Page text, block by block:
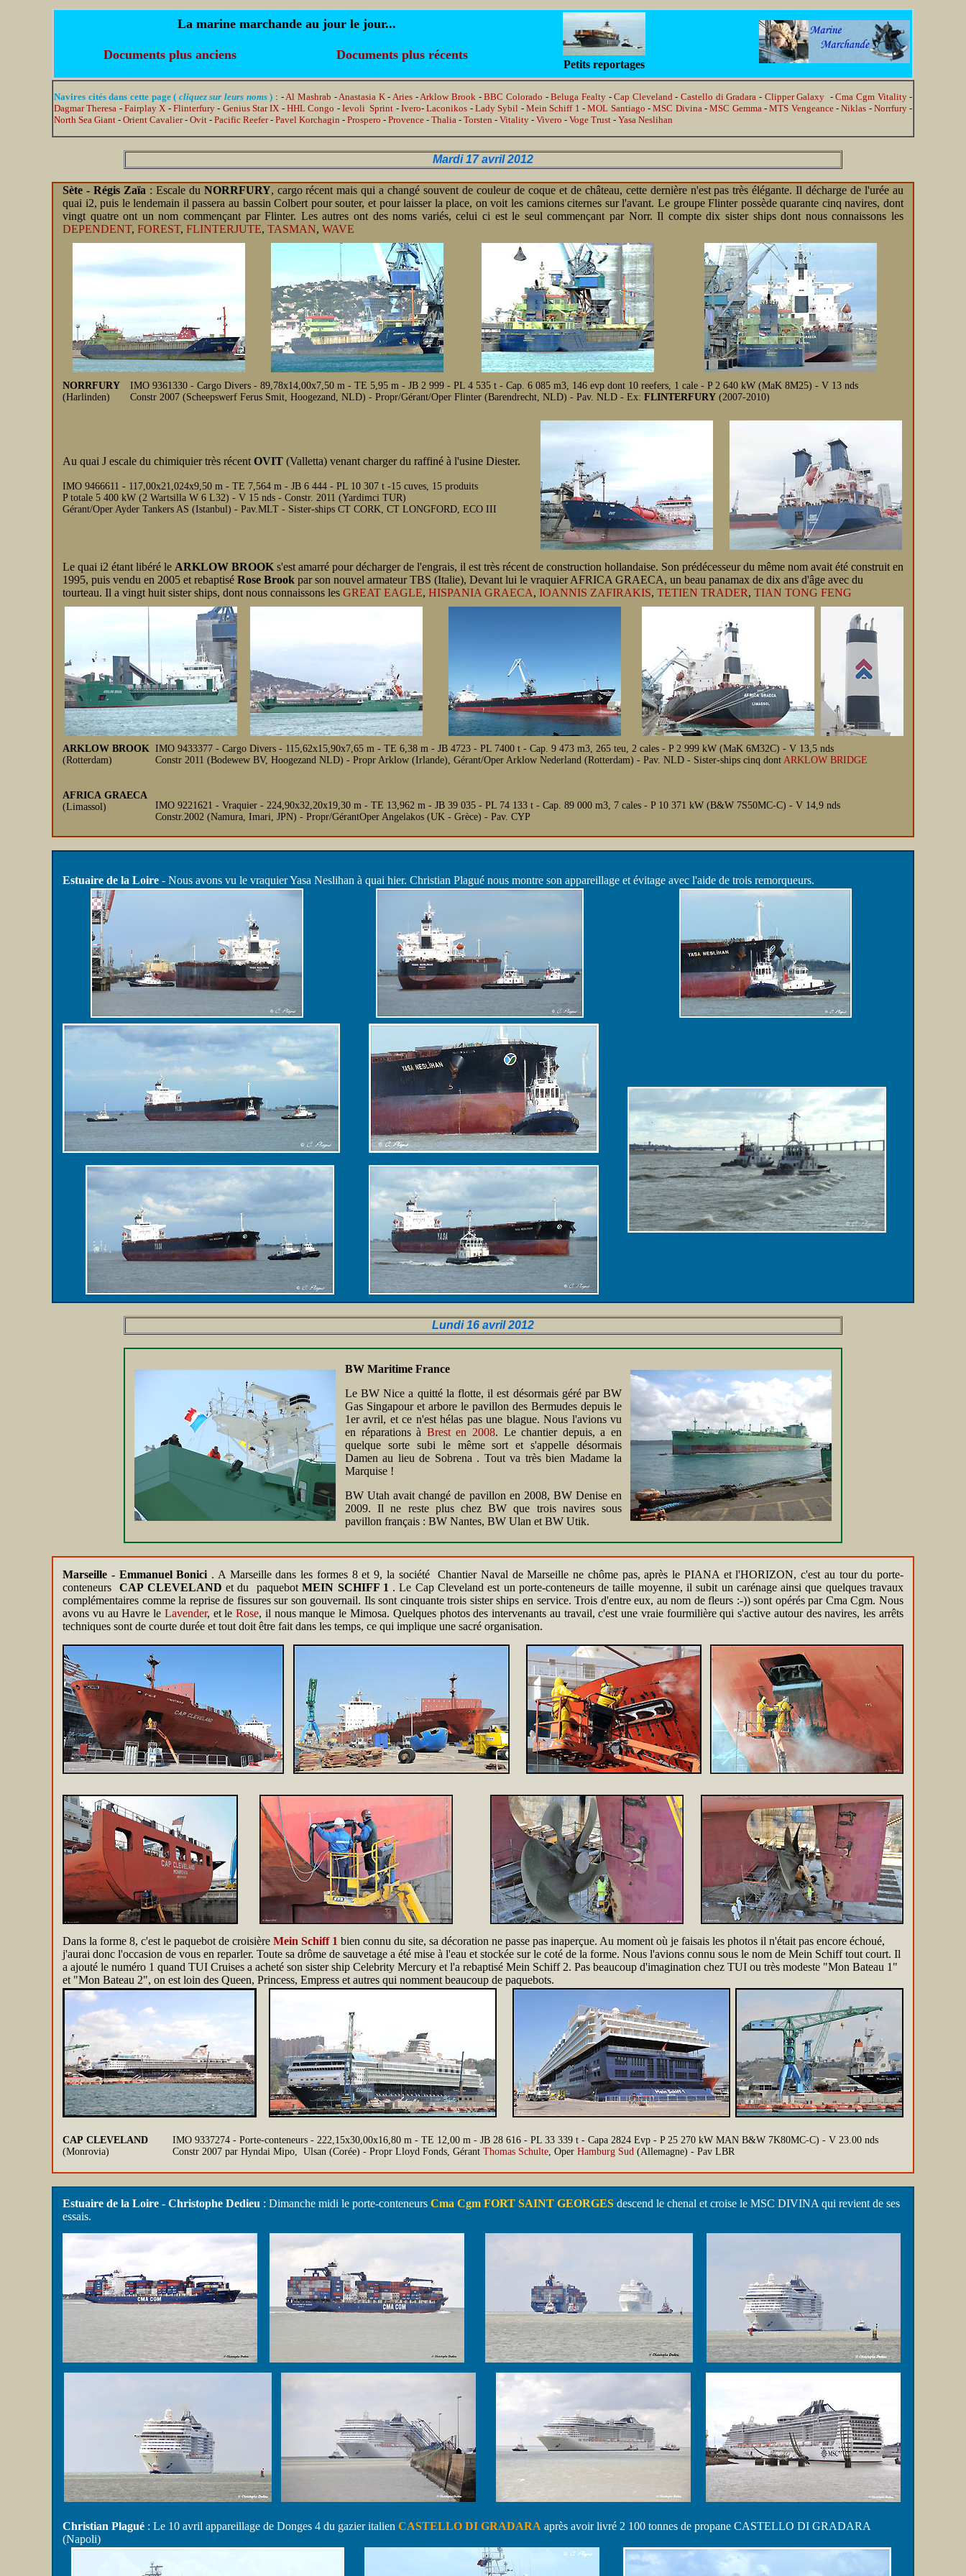
La marine marchande au jour le jour...
Petits reportages
Documents plus anciens Documents plus récents
Navires cités dans cette page ( cliquez sur leurs noms) : -Al Mashrab -Anastasia K-Aries -Arklow Brook -BBC Colorado -Beluga Fealty-Cap Cleveland-Castello di Gradara - Clipper Galaxy -Cma Cgm Vitality-
Dagmar Theresa - Fairplay X - Flinterfury- Genius Star IX - HHL Congo - Ievoli Sprint -Ivero-Laconikos -Lady Sybil -Mein Schiff 1 -MOL Santiago -MSC Divina-MSC Gemma-MTS Vengeance-Niklas - Norrfury-
North Sea Giant - Orient Cavalier- Ovit - Pacific Reefer- Pavel Korchagin - Prospero - Provence - Thalia - Torsten - Vitality - Vivero - Voge Trust - Yasa Neslihan
Mardi 17 avril 2012
Sète - Régis Zaïa : Escale du NORRFURY, cargo récent mais qui a changé souvent de couleur de coque et de château, cette dernière n'est pas très élégante. Il décharge de l'urée au
quai i2, puis le lendemain il passera au bassin Colbert pour souter, et pour laisser la place, on voit les camions citernes sur l'avant. Le groupe Flinter possède quarante cinq navires, dont
vingt quatre ont un nom commençant par Flinter. Les autres ont des noms variés, celui ci est le seul commençant par Norr. Il compte dix sister ships dont nous connaissons les
DEPENDENT, FOREST, FLINTERJUTE, TASMAN, WAVE
NORRFURY
(Harlinden)
IMO 9361330 - Cargo Divers - 89,78x14,00x7,50 m - TE 5,95 m - JB 2 999 - PL 4 535 t - Cap. 6 085 m3, 146 evp dont 10 reefers, 1 cale - P 2 640 kW (MaK 8M25) - V 13 nds
Constr 2007 (Scheepswerf Ferus Smit, Hoogezand, NLD) - Propr/Gérant/Oper Flinter (Barendrecht, NLD) - Pav. NLD - Ex: FLINTERFURY (2007-2010)
Au quai J escale du chimiquier très récent OVIT (Valletta) venant charger du raffiné à l'usine Diester.
IMO 9466611 - 117,00x21,024x9,50 m - TE 7,564 m - JB 6 444 - PL 10 307 t -15 cuves, 15 produits
P totale 5 400 kW (2 Wartsilla W 6 L32) - V 15 nds - Constr. 2011 (Yardimci TUR)
Gérant/Oper Ayder Tankers AS (Istanbul) - Pav.MLT - Sister-ships CT CORK, CT LONGFORD, ECO III
Le quai i2 étant libéré le ARKLOW BROOK s'est amarré pour décharger de l'engrais, il est très récent de construction hollandaise. Son prédécesseur du même nom avait été construit en
1995, puis vendu en 2005 et rebaptisé Rose Brook par son nouvel armateur TBS (Italie), Devant lui le vraquier AFRICA GRAECA, un beau panamax de dix ans d'âge avec du
tourteau. Il a vingt huit sister ships, dont nous connaissons les GREAT EAGLE, HISPANIA GRAECA, IOANNIS ZAFIRAKIS, TETIEN TRADER, TIAN TONG FENG
ARKLOW BROOK
(Rotterdam)
IMO 9433377 - Cargo Divers - 115,62x15,90x7,65 m - TE 6,38 m - JB 4723 - PL 7400 t - Cap. 9 473 m3, 265 teu, 2 cales - P 2 999 kW (MaK 6M32C) - V 13,5 nds
Constr 2011 (Bodewew BV, Hoogezand NLD) - Propr Arklow (Irlande), Gérant/Oper Arklow Nederland (Rotterdam) - Pav. NLD - Sister-ships cinq dont ARKLOW BRIDGE
AFRICA GRAECA
(Limassol)
IMO 9221621 - Vraquier - 224,90x32,20x19,30 m - TE 13,962 m - JB 39 035 - PL 74 133 t - Cap. 89 000 m3, 7 cales - P 10 371 kW (B&W 7S50MC-C) - V 14,9 nds
Constr.2002 (Namura, Imari, JPN) - Propr/GérantOper Angelakos (UK - Grèce) - Pav. CYP
Estuaire de la Loire - Nous avons vu le vraquier Yasa Neslihan à quai hier. Christian Plagué nous montre son appareillage et évitage avec l'aide de trois remorqueurs.
Lundi 16 avril 2012
BW Maritime France
Le BW Nice a quitté la flotte, il est désormais géré par BW
Gas Singapour et arbore le pavillon des Bermudes depuis le
1er avril, et ce n'est hélas pas une blague. Nous l'avions vu
en réparations à Brest en 2008. Le chantier depuis, a en
quelque sorte subi le même sort et s'appelle désormais
Damen au lieu de Sobrena . Tout va très bien Madame la
Marquise !
BW Utah avait changé de pavillon en 2008, BW Denise en
2009. Il ne reste plus chez BW que trois navires sous
pavillon français : BW Nantes, BW Ulan et BW Utik.
Marseille - Emmanuel Bonici . A Marseille dans les formes 8 et 9, la société Chantier Naval de Marseille ne chôme pas, après le PIANA et l'HORIZON, c'est au tour du porte-
conteneurs CAP CLEVELAND et du paquebotMEIN SCHIFF 1 . Le Cap Cleveland est un porte-conteneurs de taille moyenne, il subit un carénage ainsi que quelques travaux
complémentaires comme la reprise de fissures sur son gouvernail. Ils sont cinquante trois sister ships en service. Trois d'entre eux, au nom de fleurs :-)) sont opérés par Cma Cgm. Nous
avons vu au Havre le Lavender, et leRose, il nous manque le Mimosa. Quelques photos des intervenants au travail, c'est une vraie fourmilière qui s'active autour des navires, les arrêts
techniques sont de courte durée et tout doit être fait dans les temps, ce qui implique une sacré organisation.
Dans la forme 8, c'est le paquebot de croisière Mein Schiff 1 bien connu du site, sa décoration ne passe pas inaperçue. Au moment où je faisais les photos il n'était pas encore échoué,
j'aurai donc l'occasion de vous en reparler. Toute sa drôme de sauvetage a été mise à l'eau et stockée sur le coté de la forme. Nous l'avions connu sous le nom de Mein Schiff tout court. Il
a ajouté le numéro 1 quand TUI Cruises a acheté son sister ship Celebrity Mercury et l'a rebaptisé Mein Schiff 2. Pas beaucoup d'imagination chez TUI ou très modeste "Mon Bateau 1"
et "Mon Bateau 2", on est loin des Queen, Princess, Empress et autres qui nomment beaucoup de paquebots.
CAP CLEVELAND
(Monrovia)
IMO 9337274 - Porte-conteneurs - 222,15x30,00x16,80 m - TE 12,00 m - JB 28 616 - PL 33 339 t - Capa 2824 Evp - P 25 270 kW MAN B&W 7K80MC-C) - V 23.00 nds
Constr 2007 par Hyndai Mipo, Ulsan (Corée) - Propr Lloyd Fonds, Gérant Thomas Schulte, Oper Hamburg Sud (Allemagne) - Pav LBR
Estuaire de la Loire - Christophe Dedieu : Dimanche midi le porte-conteneurs Cma Cgm FORT SAINT GEORGES descend le chenal et croise le MSC DIVINA qui revient de ses
essais.
Christian Plagué : Le 10 avril appareillage de Donges 4 du gazier italien CASTELLO DI GRADARA après avoir livré 2 100 tonnes de propane CASTELLO DI GRADARA
(Napoli)